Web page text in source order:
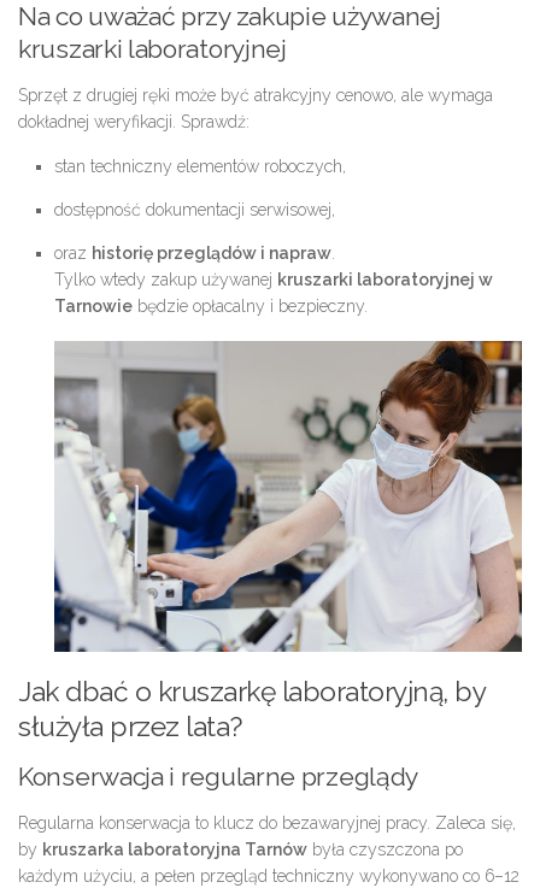
Na co uważać przy zakupie używanej
kruszarki laboratoryjnej
Sprzęt z drugiej ręki może być atrakcyjny cenowo, ale wymaga
dokładnej weryfikacji. Sprawdź:
stan techniczny elementów roboczych,
dostępność dokumentacji serwisowej,
oraz historię przeglądów i napraw
Tylko wtedy zakup używanej kruszarki laboratoryjnej w
Tarnowie będzie opłacalny i bezpieczny.
Jak dbać o kruszarkę laboratoryjną, by
służyła przez lata?
Konserwacja i regularne przeglądy
Regularna konserwacja to klucz do bezawaryjnej pracy. Zaleca się,
by kruszarka laboratoryjna Tarnów była czyszczona po
każdym użyciu, a pełen przegląd techniczny wykonywano co 6–12